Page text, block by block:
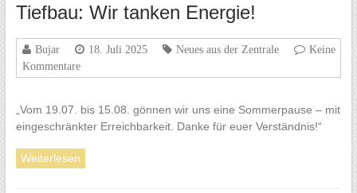
Tiefbau: Wir tanken Energie!
Bujar 18. Juli 2025 Neues aus der Zentrale
Keine
Kommentare
„Vom 19.07. bis 15.08. gönnen wir uns eine Sommerpause – mit
eingeschränkter Erreichbarkeit. Danke für euer Verständnis!“
Weiterlesen